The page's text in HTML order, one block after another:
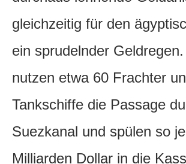
gleichzeitig für den
ein sprudelnder
nutzen etwa 60 Frachter
Tankschiffe die Passage
Suezkanal und spülen so
Milliarden Dollar in die